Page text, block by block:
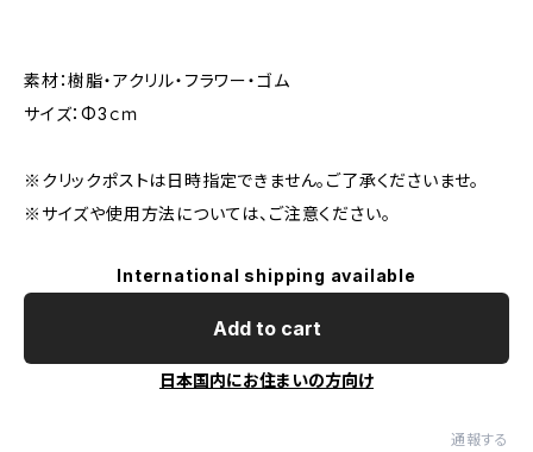
素材：樹脂・アクリル・フラワー・ゴム
サイズ：Φ3ｃｍ
※クリックポストは日時指定できません。ご了承くださいませ。
※サイズや使用方法については、ご注意ください。
International shipping available
Add to cart
日本国内にお住まいの方向け
通報する